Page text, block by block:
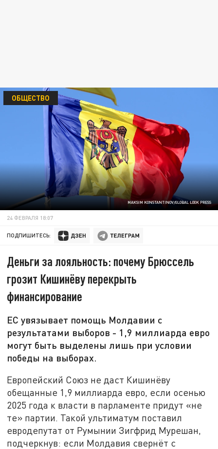
MAKSIM KONSTANTINOV/GLOBAL LOOK PRESS
ОБЩЕСТВО
24 ФЕВРАЛЯ 18:07
ПОДПИШИТЕСЬ:
Деньги за лояльность: почему Брюссель
грозит Кишинёву перекрыть
финансирование
ЕС увязывает помощь Молдавии с
результатами выборов - 1,9 миллиарда евро
могут быть выделены лишь при условии
победы на выборах.
Европейский Союз не даст Кишинёву
обещанные 1,9 миллиарда евро, если осенью
2025 года к власти в парламенте придут «не
те» партии. Такой ультиматум поставил
евродепутат от Румынии Зигфрид Мурешан,
подчеркнув: если Молдавия свернёт с